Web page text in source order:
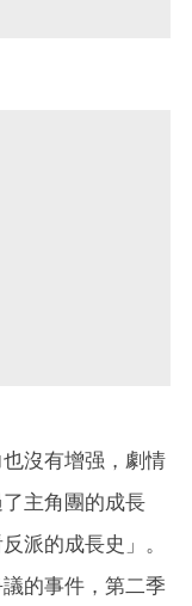
沒有增强，劇情
主角團的成長
派的成長史」。
的事件，第二季